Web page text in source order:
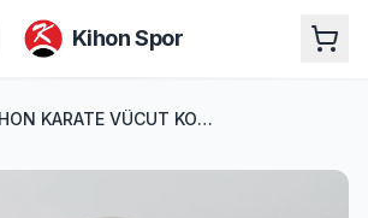
Kihon Spor
KİHON KARATE VÜCUT KORUYUCUSU (U14)